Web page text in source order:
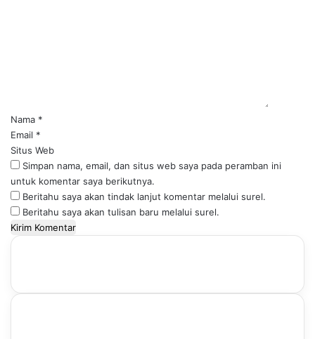
*Nama *
Email *
Situs Web
Simpan nama, email, dan situs web saya pada peramban ini
untuk komentar saya berikutnya.
Beritahu saya akan tindak lanjut komentar melalui surel.
Beritahu saya akan tulisan baru melalui surel.